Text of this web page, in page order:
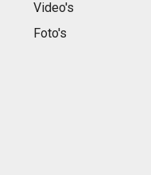
Video's
Foto's